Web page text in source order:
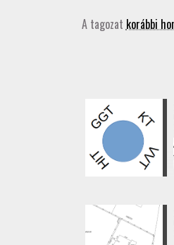
A tagozat korábbi